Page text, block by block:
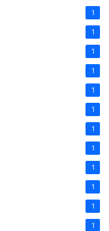
1
1
1
1
1
1
1
1
1
1
1
1